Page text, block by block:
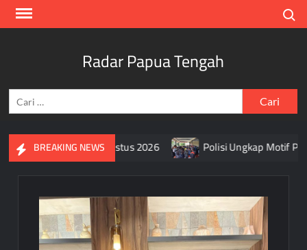
Skip
Radar Papua Tengah
untuk:
BREAKING NEWS
Putih Selama Agustus 2026 Polisi Ungkap Motif